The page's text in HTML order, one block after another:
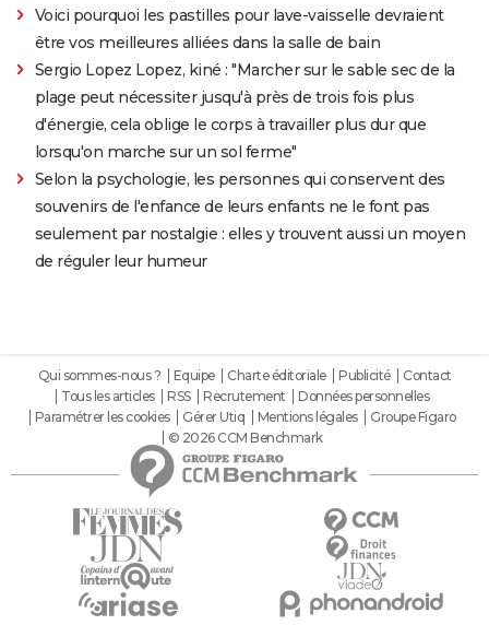
Voici pourquoi les pastilles pour lave-vaisselle devraient
être vos meilleures alliées dans la salle de bain
Sergio Lopez Lopez, kiné : "Marcher sur le sable sec de la
plage peut nécessiter jusqu'à près de trois fois plus
d'énergie, cela oblige le corps à travailler plus dur que
lorsqu'on marche sur un sol ferme"
Selon la psychologie, les personnes qui conservent des
souvenirs de l'enfance de leurs enfants ne le font pas
seulement par nostalgie : elles y trouvent aussi un moyen
de réguler leur humeur
Qui sommes-nous ? Equipe Charte éditoriale Publicité
Contact
Tous les articles
RSS Recrutement
Données personnelles
Paramétrer les cookies
Gérer Utiq Mentions légales
Groupe Figaro
© 2026 CCM Benchmark